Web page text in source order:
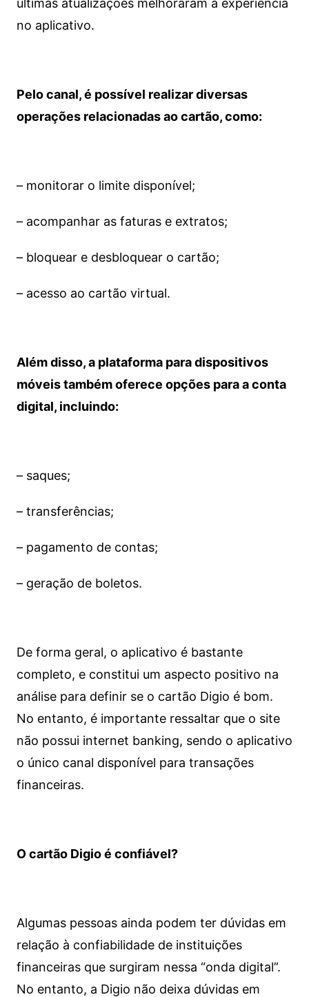
últimas atualizações melhoraram a experiência
no aplicativo.
Pelo canal, é possível realizar diversas
operações relacionadas ao cartão, como:
– monitorar o limite disponível;
– acompanhar as faturas e extratos;
– bloquear e desbloquear o cartão;
– acesso ao cartão virtual.
Além disso, a plataforma para dispositivos
móveis também oferece opções para a conta
digital, incluindo:
– saques;
– transferências;
– pagamento de contas;
– geração de boletos.
De forma geral, o aplicativo é bastante
completo, e constitui um aspecto positivo na
análise para definir se o cartão Digio é bom.
No entanto, é importante ressaltar que o site
não possui internet banking, sendo o aplicativo
o único canal disponível para transações
financeiras.
O cartão Digio é confiável?
Algumas pessoas ainda podem ter dúvidas em
relação à confiabilidade de instituições
financeiras que surgiram nessa “onda digital”.
No entanto, a Digio não deixa dúvidas em